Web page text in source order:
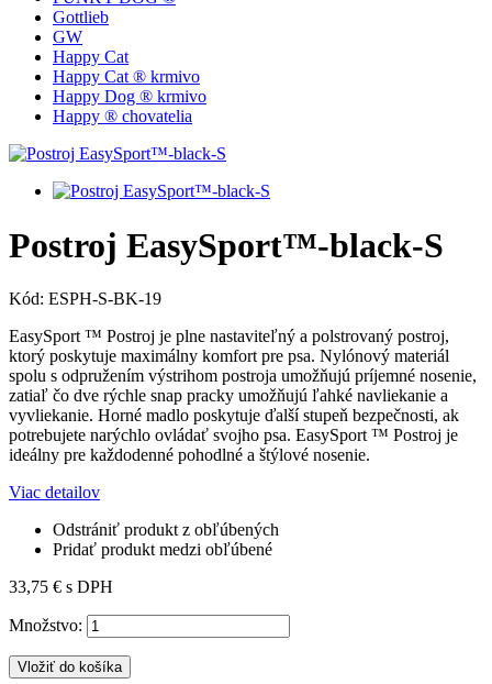
Gottlieb
GW
Happy Cat
Happy Cat ® krmivo
Happy Dog ® krmivo
Happy ® chovatelia
Postroj EasySport™-black-S
Kód: ESPH-S-BK-19
EasySport ™ Postroj je plne nastaviteľný a polstrovaný postroj,
ktorý poskytuje maximálny komfort pre psa. Nylónový materiál
spolu s odpružením výstrihom postroja umožňujú príjemné nosenie,
zatiaľ čo dve rýchle snap pracky umožňujú ľahké navliekanie a
vyvliekanie. Horné madlo poskytuje ďalší stupeň bezpečnosti, ak
potrebujete narýchlo ovládať svojho psa. EasySport ™ Postroj je
ideálny pre každodenné pohodlné a štýlové nosenie.
Viac detailov
Odstrániť produkt z obľúbených
Pridať produkt medzi obľúbené
33,75 € s DPH
Množstvo:
Vložiť do košíka